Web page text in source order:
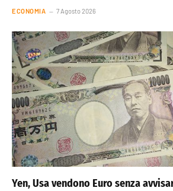
ECONOMIA 7 Agosto 2026
Yen, Usa vendono Euro senza